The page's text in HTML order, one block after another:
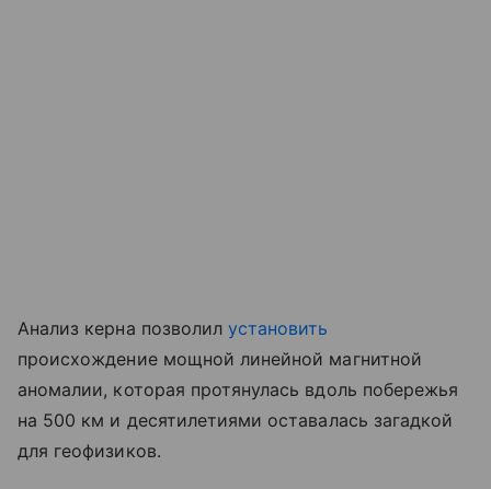
Анализ керна позволилустановить
происхождение мощной линейной магнитной
аномалии, которая протянулась вдоль побережья
на 500 км и десятилетиями оставалась загадкой
для геофизиков.